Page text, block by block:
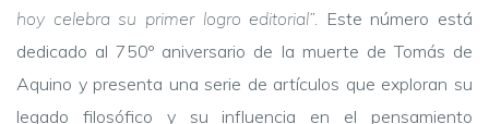
hoy celebra su primer logro editorial”. Este número está
dedicado al 750º aniversario de la muerte de Tomás de
Aquino y presenta una serie de artículos que exploran su
legado filosófico y su influencia en el pensamiento